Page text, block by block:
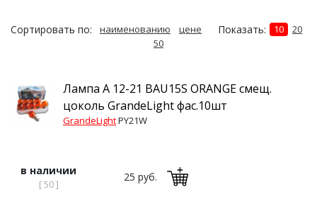
Сортировать по: наименованию цене Показать: 10
20
50
Лампа А 12-21 BAU15S ORANGE смещ.
цоколь GrandeLight фас.10шт
GrandeLightPY21W
в наличии
[ 50 ]
25 руб.